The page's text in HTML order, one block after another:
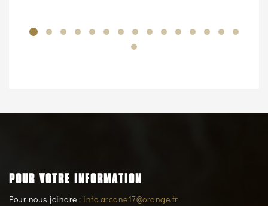
POUR VOTRE INFORMATION
Pour nous joindre : info.arcane17@orange.fr